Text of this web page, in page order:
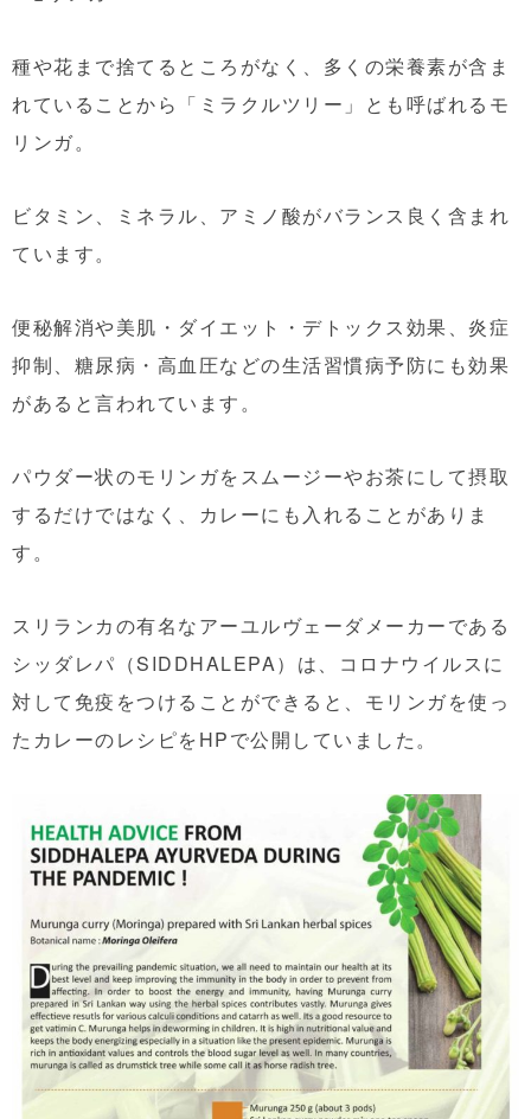
種や花まで捨てるところがなく、多くの栄養素が含ま
れていることから「ミラクルツリー」とも呼ばれるモ
リンガ。
ビタミン、ミネラル、アミノ酸がバランス良く含まれ
ています。
便秘解消や美肌・ダイエット・デトックス効果、炎症
抑制、糖尿病・高血圧などの生活習慣病予防にも効果
があると言われています。
パウダー状のモリンガをスムージーやお茶にして摂取
するだけではなく、カレーにも入れることがありま
す。
スリランカの有名なアーユルヴェーダメーカーである
シッダレパ（SIDDHALEPA）は、コロナウイルスに
対して免疫をつけることができると、モリンガを使っ
たカレーのレシピをHPで公開していました。